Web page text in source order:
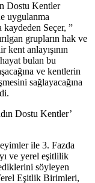
Dostu Kentler
uygulanma
kaydeden Seçer, ”
grupların hak ve
anlayışının
bulan bu
ve kentlerin
sağlayacağına
Dostu Kentler’
ile 3. Fazda
ve yerel eşitlilik
söyleyen
Eşitlik Birimleri,